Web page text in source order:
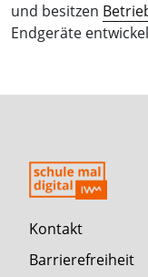
und besitzen
Endgeräte
Kontakt
Barrierefreiheit